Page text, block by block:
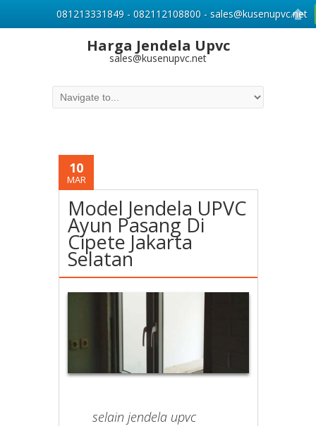
Harga Jendela Upvc
sales@kusenupvc.net
10
MAR
Model Jendela UPVC
Ayun Pasang Di
Cipete Jakarta
Selatan
selain jendela upvc
081213331849 - 082112108800 - sales@kusenupvc.net